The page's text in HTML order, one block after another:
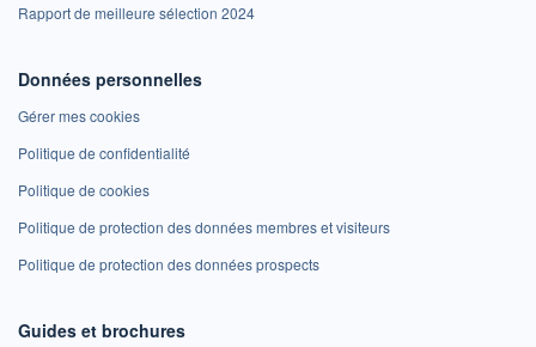
Rapport de meilleure sélection 2024
Données personnelles
Gérer mes cookies
Politique de confidentialité
Politique de cookies
Politique de protection des données membres et visiteurs
Politique de protection des données prospects
Guides et brochures